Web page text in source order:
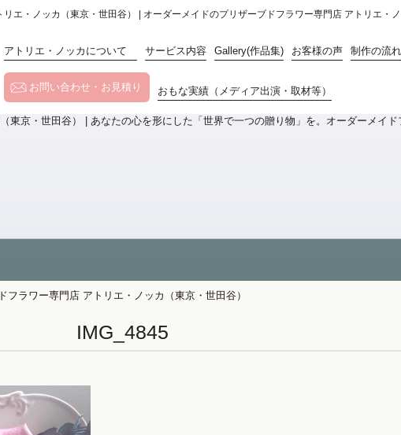
エ・ノッカ（東京・世田谷） | オーダーメイドのプリザーブドフラワー専門店 アトリエ・
アトリエ・ノッカについて サービス内容 Gallery(作品集) お客様の声 制作の流れ
お問い合わせ・お見積り おもな実績（メディア出演・取材等）
フラワー専門店 アトリエ・ノッカ（東京・世田谷）
IMG_4845